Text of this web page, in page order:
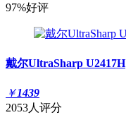
97%好评
戴尔UltraSharp U2417H
￥1439
2053人评分